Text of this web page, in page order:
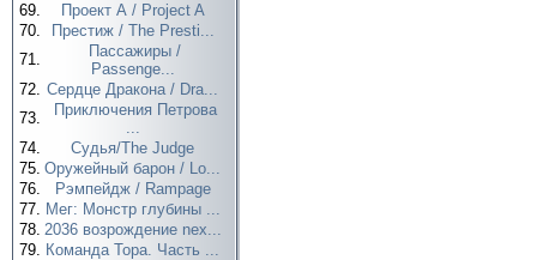
69.
Проект А / Project A
70.
Престиж / The Presti...
71.
Пассажиры /
Passenge...
72. Сердце Дракона / Dra...
73.
Приключения Петрова
...
74.
Судья/The Judge
75. Оружейный барон / Lo...
76.
Рэмпейдж / Rampage
77. Мег: Монстр глубины ...
78. 2036 возрождение nex...
79. Команда Тора. Часть ...